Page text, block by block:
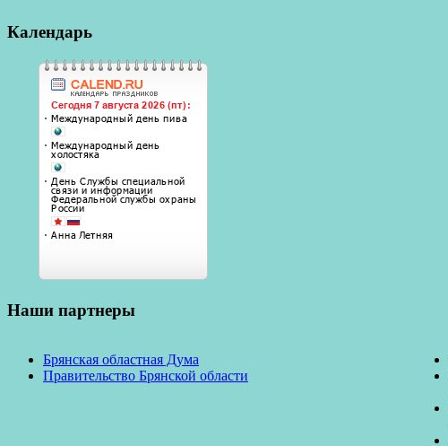
Календарь
Наши партнеры
Брянская областная Дума
Правительство Брянской области